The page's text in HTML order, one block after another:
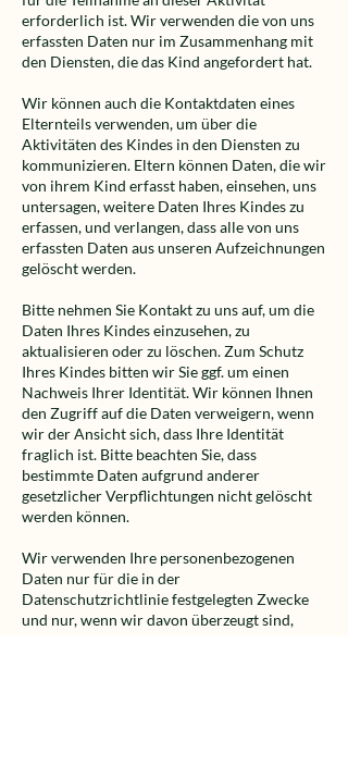
erforderlich ist. Wir verwenden die von uns
erfassten Daten nur im Zusammenhang mit
den Diensten, die das Kind angefordert hat.
Wir können auch die Kontaktdaten eines
Elternteils verwenden, um über die
Aktivitäten des Kindes in den Diensten zu
kommunizieren. Eltern können Daten, die wir
von ihrem Kind erfasst haben, einsehen, uns
untersagen, weitere Daten Ihres Kindes zu
erfassen, und verlangen, dass alle von uns
erfassten Daten aus unseren Aufzeichnungen
gelöscht werden.
Bitte nehmen Sie Kontakt zu uns auf, um die
Daten Ihres Kindes einzusehen, zu
aktualisieren oder zu löschen. Zum Schutz
Ihres Kindes bitten wir Sie ggf. um einen
Nachweis Ihrer Identität. Wir können Ihnen
den Zugriff auf die Daten verweigern, wenn
wir der Ansicht sich, dass Ihre Identität
fraglich ist. Bitte beachten Sie, dass
bestimmte Daten aufgrund anderer
gesetzlicher Verpflichtungen nicht gelöscht
werden können.
Wir verwenden Ihre personenbezogenen
Daten nur für die in der
Datenschutzrichtlinie festgelegten Zwecke
und nur, wenn wir davon überzeugt sind,